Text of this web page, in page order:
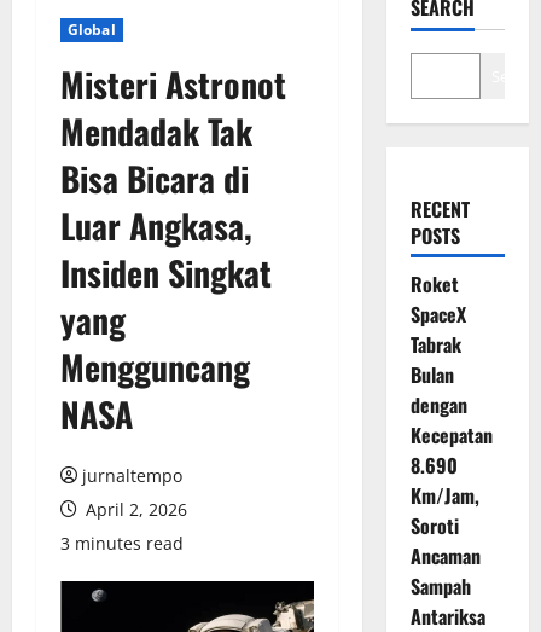
Global
Misteri Astronot
Mendadak Tak
Bisa Bicara di
Luar Angkasa,
Insiden Singkat
yang
Mengguncang
NASA
jurnaltempo
April 2, 2026
3 minutes read
SEARCH
RECENT
POSTS
Roket
SpaceX
Tabrak
Bulan
dengan
Kecepatan
8.690
Km/Jam,
Soroti
Ancaman
Sampah
Antariksa